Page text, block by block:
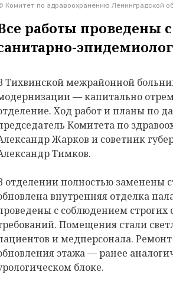
Комитет по здравоохранению Ленинградской
работы проведены
Тихвинской межрайонной
— капитально
Ход работ и планы по
Комитета по
Жарков и советник
Тимков.
отделении полностью заменены
внутренняя отделка
с соблюдением
Помещения стали
и медперсонала.
этажа — ранее
блоке.